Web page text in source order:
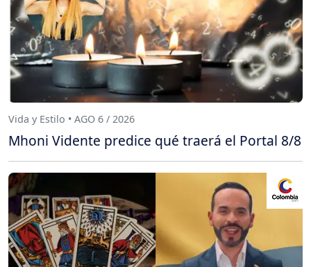
Vida y Estilo • AGO 6 / 2026
Mhoni Vidente predice qué traerá el Portal 8/8